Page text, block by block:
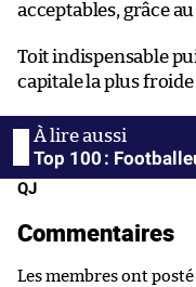
acceptables, grâce
Toit indispensable
capitale la plus
Top 100 :
QJ
Commentaires
Les membres ont